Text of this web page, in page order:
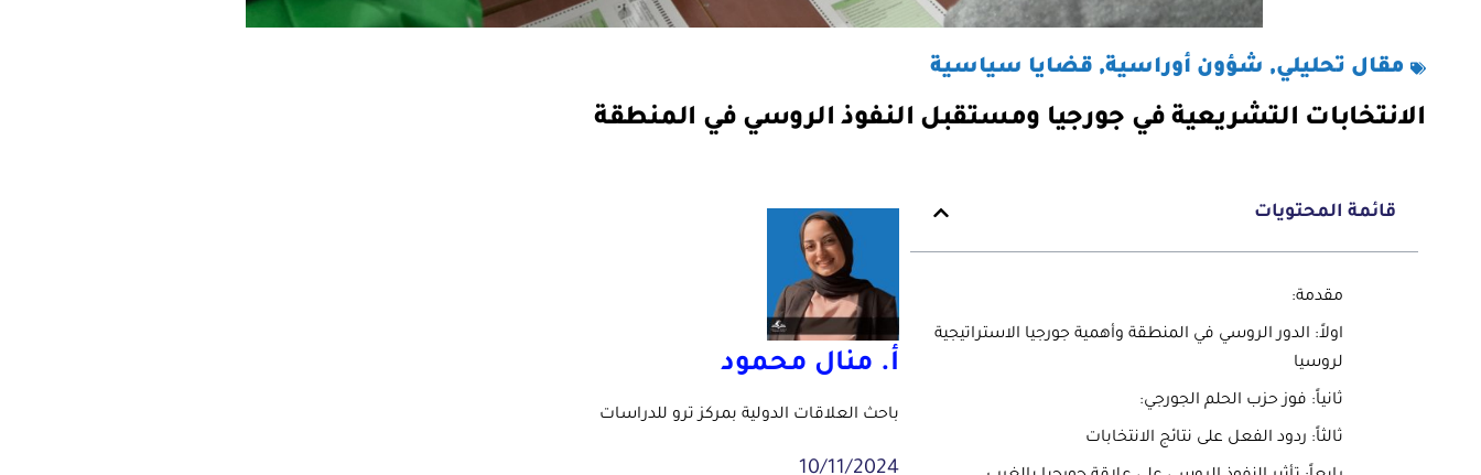
مقال تحليلي, شؤون أوراسية, قضايا سياسية
الانتخابات التشريعية في جورجيا ومستقبل النفوذ الروسي في المنطقة
قائمة المحتويات
مقدمة:
اولاً: الدور الروسي في المنطقة وأهمية جورجيا الاستراتيجية
لروسيا
ثانياً: فوز حزب الحلم الجورجي:
ثالثاً: ردود الفعل على نتائج الانتخابات
أ. منال محمود
باحث العلاقات الدولية بمركز ترو للدراسات
10/11/2024